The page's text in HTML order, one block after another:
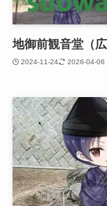
地御前観音堂（
2024-11-24 2026-04-06